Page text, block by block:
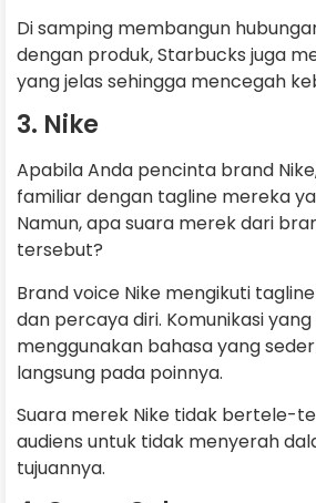
Di samping membangun
dengan produk, Starbucks juga
yang jelas sehingga mencegah
3. Nike
Apabila Anda pencinta brand
familiar dengan tagline mereka
Namun, apa suara merek dari
tersebut?
Brand voice Nike mengikuti
dan percaya diri. Komunikasi
menggunakan bahasa yang
langsung pada poinnya.
Suara merek Nike tidak bertele-
audiens untuk tidak menyerah
tujuannya.